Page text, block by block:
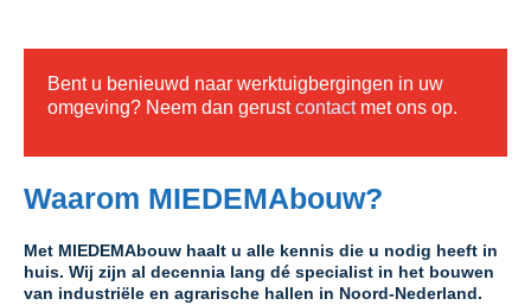
Bent u benieuwd naar werktuigbergingen in uw
omgeving? Neem dan gerustcontact met ons op.
Waarom MIEDEMAbouw?
Met MIEDEMAbouw haalt u alle kennis die u nodig heeft in
huis. Wij zijn al decennia lang dé specialist in het bouwen
van industriële en agrarische hallen in Noord-Nederland.